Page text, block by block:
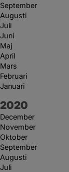
September
Augusti
Juli
Juni
Maj
April
Mars
Februari
Januari
År:
2020
December
November
Oktober
September
Augusti
Juli